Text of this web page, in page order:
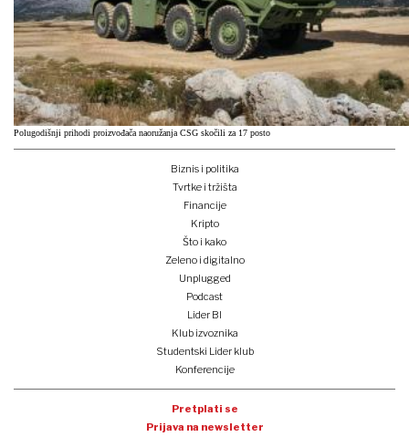
Polugodišnji prihodi proizvođača naoružanja CSG skočili za 17 posto
Biznis i politika
Tvrtke i tržišta
Financije
Kripto
Što i kako
Zeleno i digitalno
Unplugged
Podcast
Lider BI
Klub izvoznika
Studentski Lider klub
Konferencije
Pretplati se
Prijava na newsletter